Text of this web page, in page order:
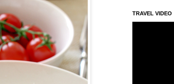
TRAVEL VIDEO